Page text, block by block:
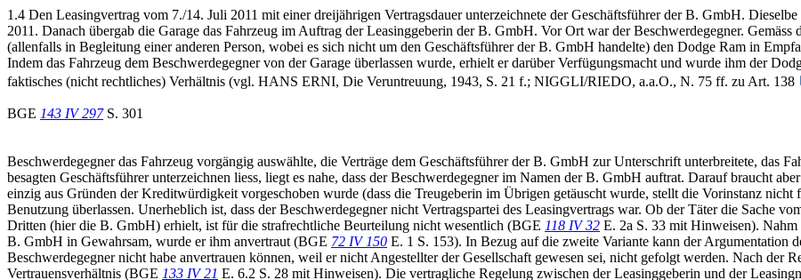
1.4 Den Leasingvertrag vom 7./14. Juli 2011 mit einer dreijährigen Vertragsdauer unterzeichnete der Geschäftsführer der B. GmbH.
2011. Danach übergab die Garage das Fahrzeug im Auftrag der Leasinggeberin der B. GmbH. Vor Ort war der Beschwerdegegner. Gemäss
(allenfalls in Begleitung einer anderen Person, wobei es sich nicht um den Geschäftsführer der B. GmbH handelte) den Dodge Ram in
Indem das Fahrzeug dem Beschwerdegegner von der Garage überlassen wurde, erhielt er darüber Verfügungsmacht und wurde ihm der
faktisches (nicht rechtliches) Verhältnis (vgl. HANS ERNI, Die Veruntreuung, 1943, S. 21 f.; NIGGLI/RIEDO, a.a.O., N. 75 ff. zu Art. 138
BGE 143 IV 297S. 301
Beschwerdegegner das Fahrzeug vorgängig auswählte, die Verträge dem Geschäftsführer der B. GmbH zur Unterschrift unterbreitete, das
besagten Geschäftsführer unterzeichnen liess, liegt es nahe, dass der Beschwerdegegner im Namen der B. GmbH auftrat. Darauf braucht
einzig aus Gründen der Kreditwürdigkeit vorgeschoben wurde (dass die Treugeberin im Übrigen getäuscht wurde, stellt die Vorinstanz nicht
Benutzung überlassen. Unerheblich ist, dass der Beschwerdegegner nicht Vertragspartei des Leasingvertrags war. Ob der Täter die Sache
Dritten (hier die B. GmbH) erhielt, ist für die strafrechtliche Beurteilung nicht wesentlich (BGE 118 IV 32 E. 2a S. 33 mit Hinweisen). Nahm
B. GmbH in Gewahrsam, wurde er ihm anvertraut (BGE 72 IV 150 E. 1 S. 153). In Bezug auf die zweite Variante kann der Argumentation
Beschwerdegegner nicht habe anvertrauen können, weil er nicht Angestellter der Gesellschaft gewesen sei, nicht gefolgt werden. Nach der
Vertrauensverhältnis (BGE 133 IV 21 E. 6.2 S. 28 mit Hinweisen). Die vertragliche Regelung zwischen der Leasinggeberin und der